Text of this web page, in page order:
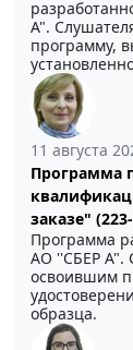
А".
программу,
11 августа
Программа
заказе"
Программа
АО ''СБЕР А".
освоившим
образца.